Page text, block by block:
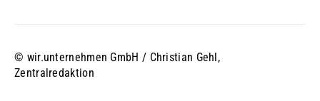
© wir.unternehmen GmbH / Christian Gehl,
Zentralredaktion